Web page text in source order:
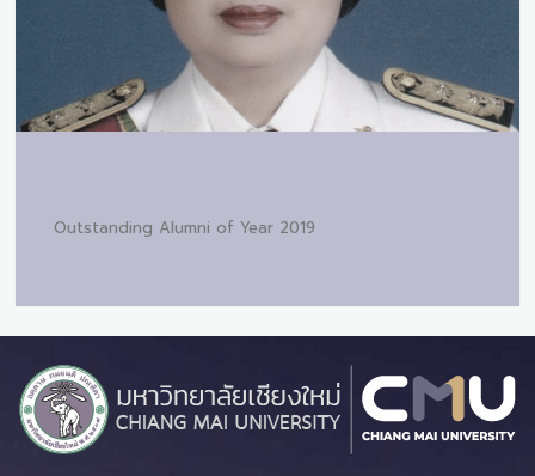
Outstanding Alumni of Year 2019